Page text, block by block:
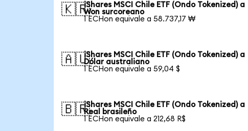
🇰🇷iShares MSCI Chile ETF (Ondo Tokenized) a
Won surcoreano
1 ECHon equivale a 58.737,17 ₩
🇦🇺iShares MSCI Chile ETF (Ondo Tokenized) a
Dólar australiano
1 ECHon equivale a 59,04 $
🇧🇷iShares MSCI Chile ETF (Ondo Tokenized) a
Real brasileño
1 ECHon equivale a 212,68 R$